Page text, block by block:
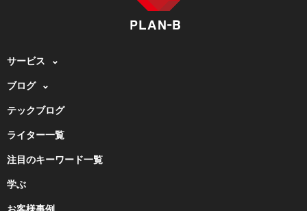
サービス
ブログ
テックブログ
ライター一覧
注目のキーワード一覧
学ぶ